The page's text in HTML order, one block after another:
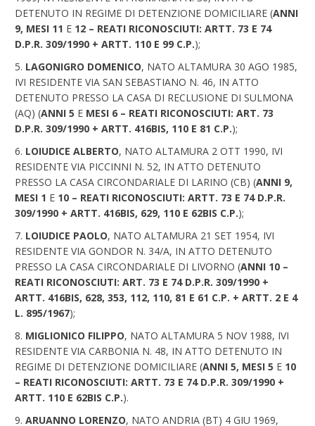
DETENUTO IN REGIME DI DETENZIONE DOMICILIARE (ANNI
9, MESI 11 E 12 – REATI RICONOSCIUTI: ARTT. 73 E 74
D.P.R. 309/1990 + ARTT. 110 E 99 C.P.);
LAGONIGRO DOMENICO, NATO ALTAMURA 30 AGO 1985,
IVI RESIDENTE VIA SAN SEBASTIANO N. 46, IN ATTO
DETENUTO PRESSO LA CASA DI RECLUSIONE DI SULMONA
(AQ) (ANNI 5 E MESI 6 – REATI RICONOSCIUTI: ART. 73
D.P.R. 309/1990 + ARTT. 416BIS, 110 E 81 C.P.);
LOIUDICE ALBERTO, NATO ALTAMURA 2 OTT 1990, IVI
RESIDENTE VIA PICCINNI N. 52, IN ATTO DETENUTO
PRESSO LA CASA CIRCONDARIALE DI LARINO (CB) (ANNI 9,
MESI 1 E 10 – REATI RICONOSCIUTI: ARTT. 73 E 74 D.P.R.
309/1990 + ARTT. 416BIS, 629, 110 E 62BIS C.P.);
LOIUDICE PAOLO, NATO ALTAMURA 21 SET 1954, IVI
RESIDENTE VIA GONDOR N. 34/A, IN ATTO DETENUTO
PRESSO LA CASA CIRCONDARIALE DI LIVORNO (ANNI 10 –
REATI RICONOSCIUTI: ART. 73 E 74 D.P.R. 309/1990 +
ARTT. 416BIS, 628, 353, 112, 110, 81 E 61 C.P. + ARTT. 2 E 4
L. 895/1967);
MIGLIONICO FILIPPO, NATO ALTAMURA 5 NOV 1988, IVI
RESIDENTE VIA CARBONIA N. 48, IN ATTO DETENUTO IN
REGIME DI DETENZIONE DOMICILIARE (ANNI 5, MESI 5 E 10
– REATI RICONOSCIUTI: ARTT. 73 E 74 D.P.R. 309/1990 +
ARTT. 110 E 62BIS C.P.).
ARUANNO LORENZO, NATO ANDRIA (BT) 4 GIU 1969,